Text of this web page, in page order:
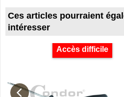
Ces articles pourraient
intéresser
Accès difficile